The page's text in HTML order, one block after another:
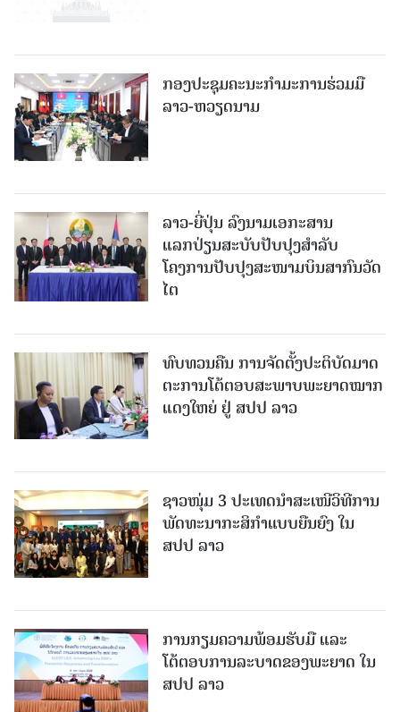
ກອງປະຊຸມຄະນະກຳມະການຮ່ວມມື
ລາວ-ຫວຽດນາມ
ລາວ-ຍີ່ປຸ່ນ ລົງນາມເອກະສານ
ແລກປ່ຽນສະບັບປັບປຸງສໍາລັບ
ໂຄງການປັບປຸງສະໜາມບິນສາກົນວັດ
ໄຕ
ທົບທວນຄືນ ການຈັດຕັ້ງປະຕິບັດມາດ
ຕະການໂຕ້ຕອບສະພາບພະຍາດໝາກ
ແດງໃຫຍ່ ຢູ່ ສປປ ລາວ
ຊາວໜຸ່ມ 3 ປະເທດນຳສະເໜີວິທີການ
ພັດທະນາກະສິກຳແບບຍືນຍົງ ໃນ
ສປປ ລາວ
ການກຽມຄວາມພ້ອມຮັບມື ແລະ
ໂຕ້ຕອບການລະບາດຂອງພະຍາດ ໃນ
ສປປ ລາວ